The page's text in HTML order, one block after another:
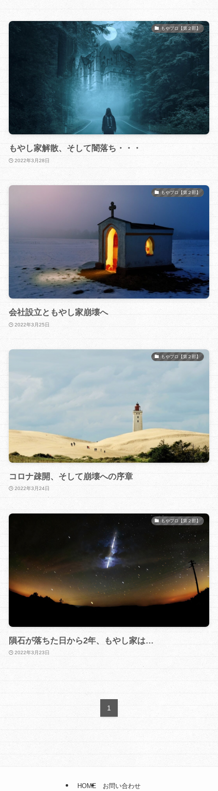
もやブロ【第２部】
もやし家解散、そして闇落ち・・・
2022年3月28日
もやブロ【第２部】
会社設立ともやし家崩壊へ
2022年3月25日
もやブロ【第２部】
コロナ疎開、そして崩壊への序章
2022年3月24日
もやブロ【第２部】
隕石が落ちた日から2年、もやし家は…
2022年3月23日
1
HOME お問い合わせ